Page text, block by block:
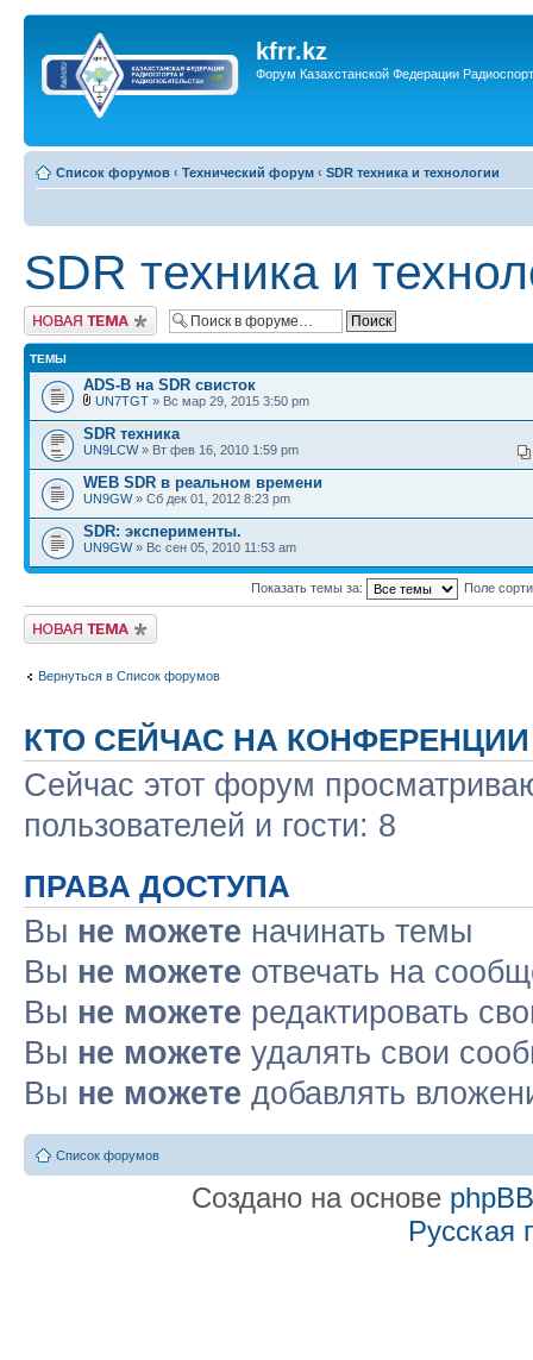
kfrr.kz
Форум Казахстанской Федерации
Список форумов ‹ Технический форум ‹ SDR техника и технологии
SDR техника и
Новая тема
ТЕМЫ
ADS-B на SDR свисток
UN7TGT » Вс мар 29, 2015 3:50 pm
SDR техника
UN9LCW» Вт фев 16, 2010 1:59 pm
WEB SDR в реальном времени
UN9GW» Сб дек 01, 2012 8:23 pm
SDR: эксперименты.
UN9GW» Вс сен 05, 2010 11:53 am
Показать темы за: Поле
Новая тема
Вернуться в Список форумов
КТО СЕЙЧАС НА КОНФЕРЕНЦИИ
Сейчас этот форум
пользователей и гости: 8
ПРАВА ДОСТУПА
Вы не можете начинать темы
Вы не можете отвечать на
Вы не можете редактировать
Вы не можете удалять свои
Вы не можете добавлять
Список форумов
Создано на основе phpBB
Русская